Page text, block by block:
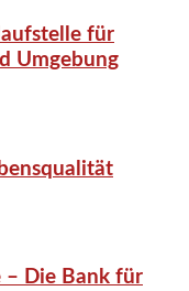
für
Umgebung
– Die Bank für